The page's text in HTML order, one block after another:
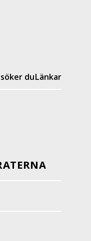
söker duLänkar